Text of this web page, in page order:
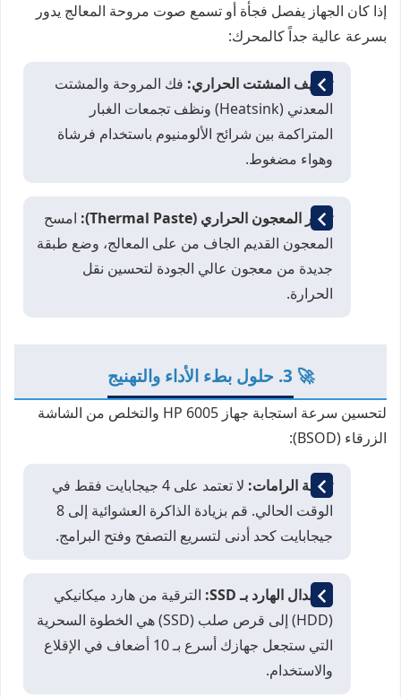
إذا كان الجهاز يفصل فجأة أو تسمع صوت مروحة المعالج يدور
بسرعة عالية جداً كالمحرك:
تنظيف المشتت الحراري: فك المروحة والمشتت
المعدني (Heatsink) ونظف تجمعات الغبار
المتراكمة بين شرائح الألومنيوم باستخدام فرشاة
وهواء مضغوط.
تغيير المعجون الحراري (Thermal Paste):
امسح
المعجون القديم الجاف من على المعالج، وضع طبقة
جديدة من معجون عالي الجودة لتحسين نقل
الحرارة.
🚀 3. حلول بطء الأداء والتهنيج
لتحسين سرعة استجابة جهاز HP 6005 والتخلص من الشاشة
الزرقاء (BSOD):
ترقية الرامات:
لا تعتمد على 4 جيجابايت فقط في
الوقت الحالي. قم بزيادة الذاكرة العشوائية إلى 8
جيجابايت كحد أدنى لتسريع التصفح وفتح البرامج.
استبدال الهارد بـ SSD:
الترقية من هارد ميكانيكي
(HDD) إلى قرص صلب (SSD) هي الخطوة السحرية
التي ستجعل جهازك أسرع بـ 10 أضعاف في الإقلاع
والاستخدام.